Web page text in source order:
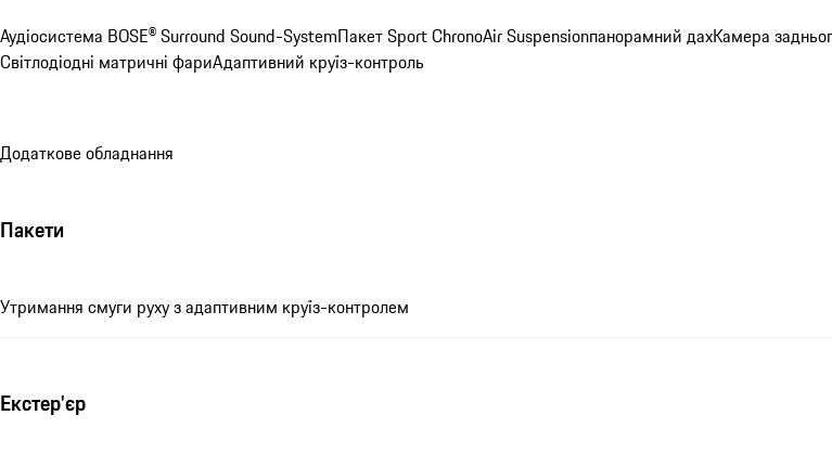
Аудіосистема BOSE® Surround Sound-SystemПакет Sport ChronoAir Suspensionпанорамний дахКамера
Світлодіодні матричні фариАдаптивний круїз-контроль
Додаткове обладнання
Пакети
Утримання смуги руху з адаптивним круїз-контролем
Екстер'єр